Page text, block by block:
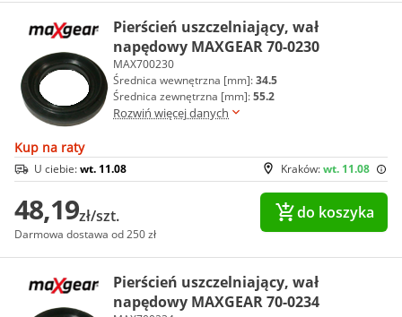
Pierścień uszczelniający, wał
napędowy MAXGEAR 70-0230
MAX700230
Średnica wewnętrzna [mm]:34.5
Średnica zewnętrzna [mm]:55.2
Rozwiń więcej danych
Kup na raty
Kraków:wt. 11.08
U ciebie:wt. 11.08
48,19zł/szt.
Darmowa dostawa od 250 zł
do koszyka
Pierścień uszczelniający, wał
napędowy MAXGEAR 70-0234